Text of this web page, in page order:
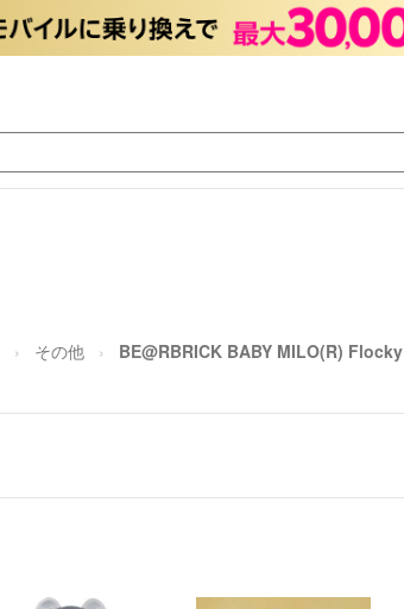
その他 BE@RBRICK BABY MILO(R) Flocky